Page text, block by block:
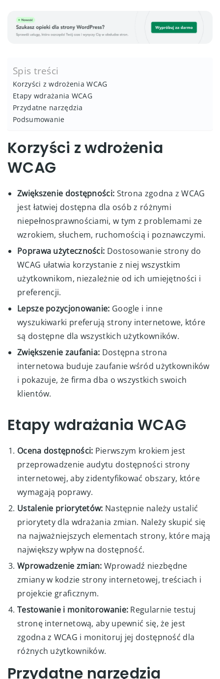
Spis treści
Korzyści z wdrożenia WCAG
Etapy wdrażania WCAG
Przydatne narzędzia
Podsumowanie
Korzyści z wdrożenia
WCAG
Zwiększenie dostępności: Strona zgodna z WCAG
jest łatwiej dostępna dla osób z różnymi
niepełnosprawnościami, w tym z problemami ze
wzrokiem, słuchem, ruchomością i poznawczymi.
Poprawa użyteczności: Dostosowanie strony do
WCAG ułatwia korzystanie z niej wszystkim
użytkownikom, niezależnie od ich umiejętności i
preferencji.
Lepsze pozycjonowanie: Google i inne
wyszukiwarki preferują strony internetowe, które
są dostępne dla wszystkich użytkowników.
Zwiększenie zaufania: Dostępna strona
internetowa buduje zaufanie wśród użytkowników
i pokazuje, że firma dba o wszystkich swoich
klientów.
Etapy wdrażania WCAG
Ocena dostępności: Pierwszym krokiem jest
przeprowadzenie audytu dostępności strony
internetowej, aby zidentyfikować obszary, które
wymagają poprawy.
Ustalenie priorytetów: Następnie należy ustalić
priorytety dla wdrażania zmian. Należy skupić się
na najważniejszych elementach strony, które mają
największy wpływ na dostępność.
Wprowadzenie zmian: Wprowadź niezbędne
zmiany w kodzie strony internetowej, treściach i
projekcie graficznym.
Testowanie i monitorowanie: Regularnie testuj
stronę internetową, aby upewnić się, że jest
zgodna z WCAG i monitoruj jej dostępność dla
różnych użytkowników.
Przydatne narzędzia